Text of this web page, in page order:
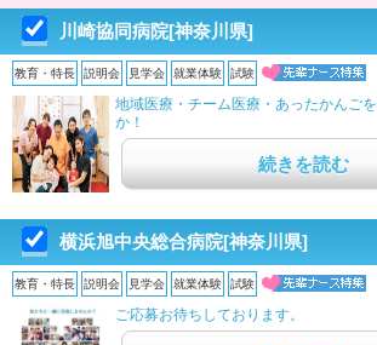
川崎協同病院[神奈川県]
教育・特長 説明会 見学会 就業体験 試験
地域医療・チーム医療・あったかんご
か！
続きを読む
横浜旭中央総合病院[神奈川県]
教育・特長 説明会 見学会 就業体験 試験
ご応募お待ちしております。